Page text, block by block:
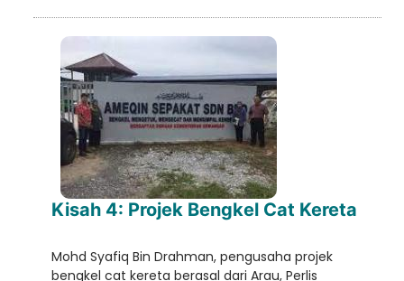
Kisah 4: Projek Bengkel Cat Kereta
Mohd Syafiq Bin Drahman, pengusaha projek
bengkel cat kereta berasal dari Arau, Perlis